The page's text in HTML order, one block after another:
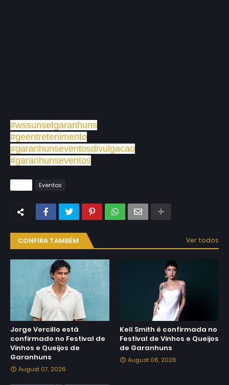
#wssunsetgaranhuns
#geentretenimento
#garanhunseventosdivulgacao
#garanhunseventos
Eventos
CONFIRA TAMBÉM Ver todos
Jorge Vercillo está
confirmado no Festival de
Vinhos e Queijos de
Garanhuns
August 07, 2026
Kell Smith é confirmada no
Festival de Vinhos e Queijos
de Garanhuns
August 06, 2026